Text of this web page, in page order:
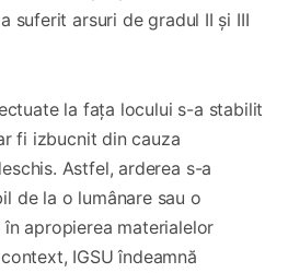
suferit arsuri de gradul II și III
la fața locului s-a stabilit
fi izbucnit din cauza
Astfel, arderea s-a
de la o lumânare sau o
apropierea materialelor
IGSU îndeamnă